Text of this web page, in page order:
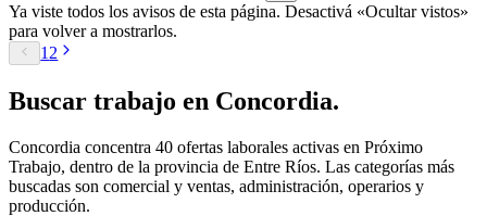
Ya viste todos los avisos de esta página. Desactivá «Ocultar vistos»
para volver a mostrarlos.
1 2
Buscar trabajo en Concordia.
Concordia concentra 40 ofertas laborales activas en Próximo
Trabajo, dentro de la provincia de Entre Ríos. Las categorías más
buscadas son comercial y ventas, administración, operarios y
producción.